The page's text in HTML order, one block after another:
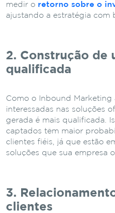
medir o retorno sobre o
ajustando a estratégia com
2. Construção de
qualificada
Como o Inbound Marketing
interessadas nas soluções
gerada é mais qualificada.
captados têm maior
clientes fiéis, já que estão
soluções que sua empresa
3.
clientes